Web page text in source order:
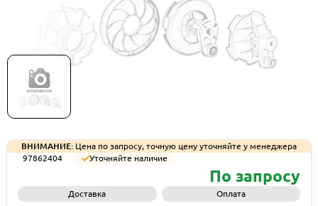
Рабочее колесо Grundfos IMP/WR 4312-3C RH
CI/450BHN, артикул 97862404
ВНИМАНИЕ: Цена по запросу, точную цену уточняйте у менеджера
97862404
Уточняйте наличие
По запросу
Доставка Оплата